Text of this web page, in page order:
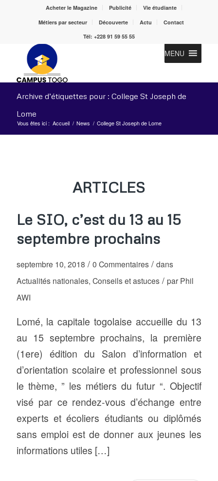
Acheter le Magazine Publicité
Vie étudiante
Métiers par secteur
Découverte Actu
Contact
Tél: +228 91 59 55 55
MENU
Archive d’étiquettes pour : College St Joseph de
Lome
Vous êtes ici : Accueil / News / College St Joseph de Lome
ARTICLES
Le SIO, c’est du 13 au 15
septembre prochains
septembre 10, 2018 / 0 Commentaires / dans
Actualités nationales, Conseils et astuces / par Phil
AWI
Lomé, la capitale togolaise accueille du 13
au 15 septembre prochains, la première
(1ere) édition du Salon d’information et
d’orientation scolaire et professionnel sous
le thème, ” les métiers du futur “. Objectif
visé par ce rendez-vous d’échange entre
experts et écoliers étudiants ou diplômés
sans emploi est de donner aux jeunes les
informations utiles […]